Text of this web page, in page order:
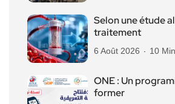
Selon une étude
traitement
6 Août 2026 10
ONE : Un
former